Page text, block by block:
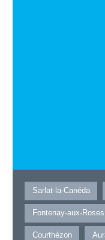
Sarlat-la-Canéda
Fontenay-aux-Roses
Courthézon